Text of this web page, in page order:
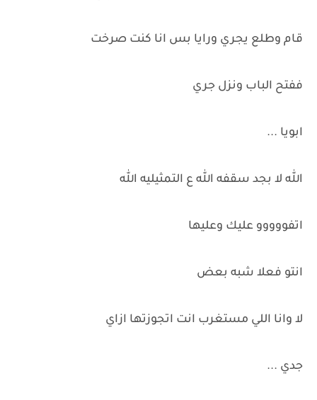
قام وطلع يجري ورايا بس انا كنت صرخت
ففتح الباب ونزل جري
ابويا ...
الله لا بجد سقفه الله ع التمثيليه الله
اتفووووو عليك وعليها
انتو فعلا شبه بعض
لا وانا اللي مستغرب انت اتجوزتها ازاي
جدي ...